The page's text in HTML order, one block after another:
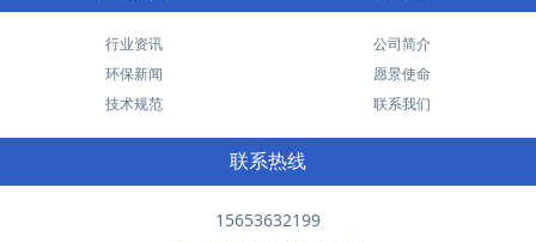
行业资讯
环保新闻
技术规范
公司简介
愿景使命
联系我们
联系热线
15653632199